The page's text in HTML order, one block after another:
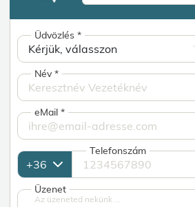
Üdvözlés*
Név*
eMail*
Telefonszám
Üzenet